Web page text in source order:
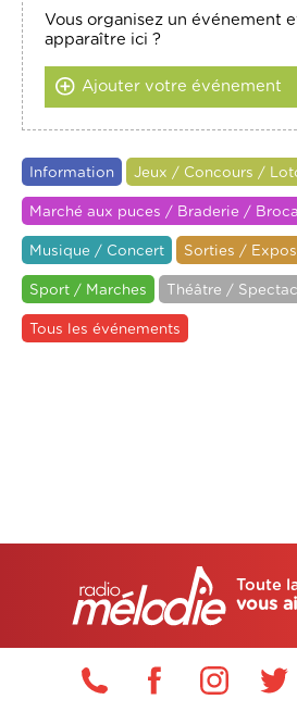
Vous organisez un événement
apparaître ici ?
Ajouter votre événement
Information Jeux / Concours /
Marché aux puces / Braderie /
Musique / Concert Sorties /
Sport / Marches Théâtre /
Tous les événements
Toute
vous